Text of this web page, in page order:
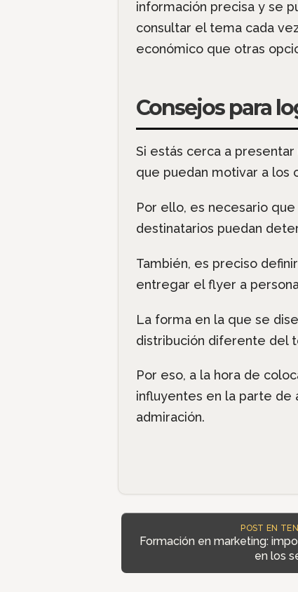
información precisa y se
consultar el tema cada
económico que otras
Consejos para
Si estás cerca a
que puedan motivar a los
Por ello, es necesario
destinatarios puedan
También, es preciso
entregar el flyer a
La forma en la que se
distribución diferente del
Por eso, a la hora de
influyentes en la parte de
admiración.
POST EN
Formación en marketing:
en los